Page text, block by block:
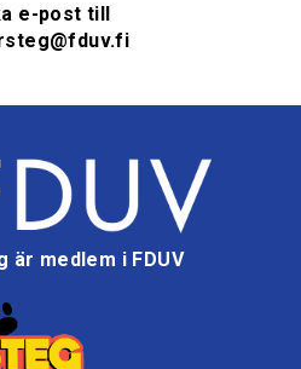
e-post till
är medlem i FDUV